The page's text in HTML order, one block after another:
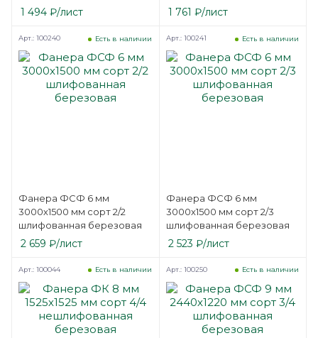
березовая
1 494 ₽/лист 1 761 ₽/лист
Фанера ФСФ 6 мм
3000х1500 мм сорт 2/2
шлифованная березовая
Есть в наличии
Арт.: 100240
2 659 ₽/лист
Фанера ФСФ 6 мм
3000х1500 мм сорт 2/3
шлифованная березовая
Есть в наличии
Арт.: 100241
2 523 ₽/лист
Есть в наличии
Арт.: 100044 Есть в наличии
Арт.: 100250